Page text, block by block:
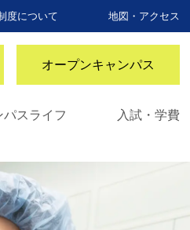
度について 地図・アクセス
オープンキャンパス
パスライフ 入試・学費